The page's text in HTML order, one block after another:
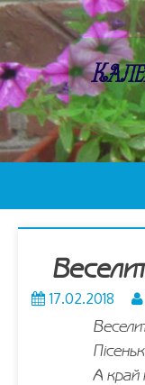
Пропустити
контент
17.02.2018
А край